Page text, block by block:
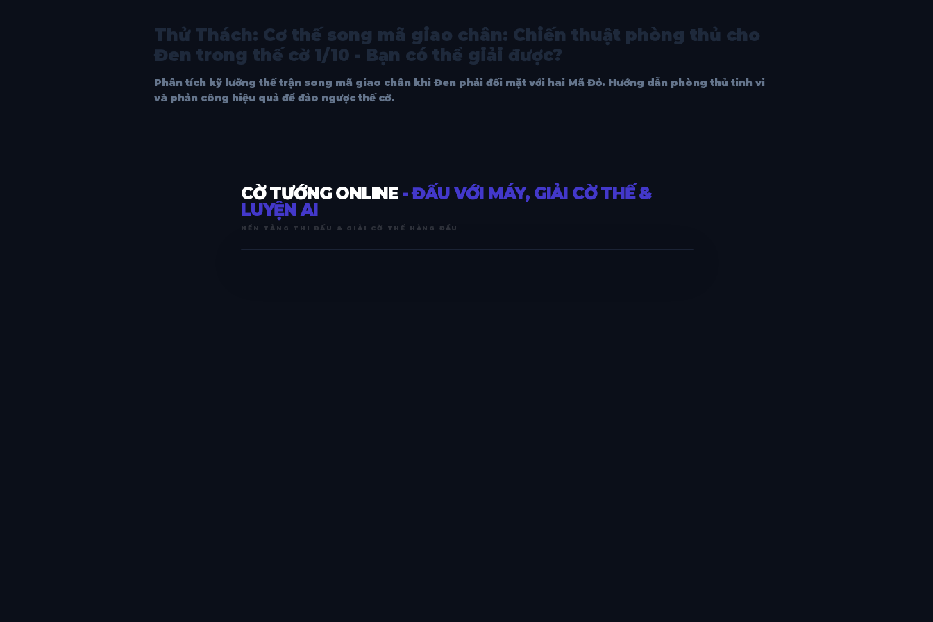
Thử Thách: Cơ thế song mã giao chân: Chiến thuật phòng thủ cho
Đen trong thế cờ 1/10 - Bạn có thể giải được?
Phân tích kỹ lưỡng thế trận song mã giao chân khi Đen phải đối mặt với hai Mã Đỏ. Hướng dẫn phòng thủ tinh vi
và phản công hiệu quả để đảo ngược thế cờ.
CỜ TƯỚNG ONLINE - ĐẤU VỚI MÁY, GIẢI CỜ THẾ &
LUYỆN AI
NỀN TẢNG THI ĐẤU & GIẢI CỜ THẾ HÀNG ĐẦU